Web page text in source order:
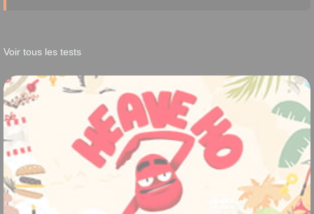
Voir tous les tests